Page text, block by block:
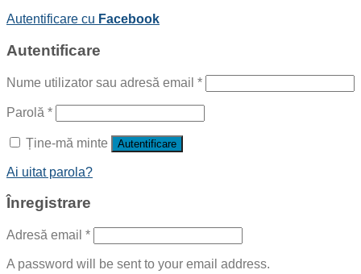
Autentificare cu Facebook
Autentificare
Nume utilizator sau adresă email *
Parolă *
Ține-mă minte Autentificare
Ai uitat parola?
Înregistrare
Adresă email *
A password will be sent to your email address.